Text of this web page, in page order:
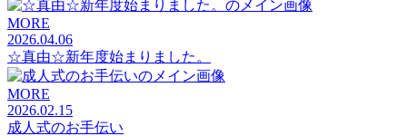
MORE
2026.04.06
☆真由☆新年度始まりました。
MORE
2026.02.15
成人式のお手伝い